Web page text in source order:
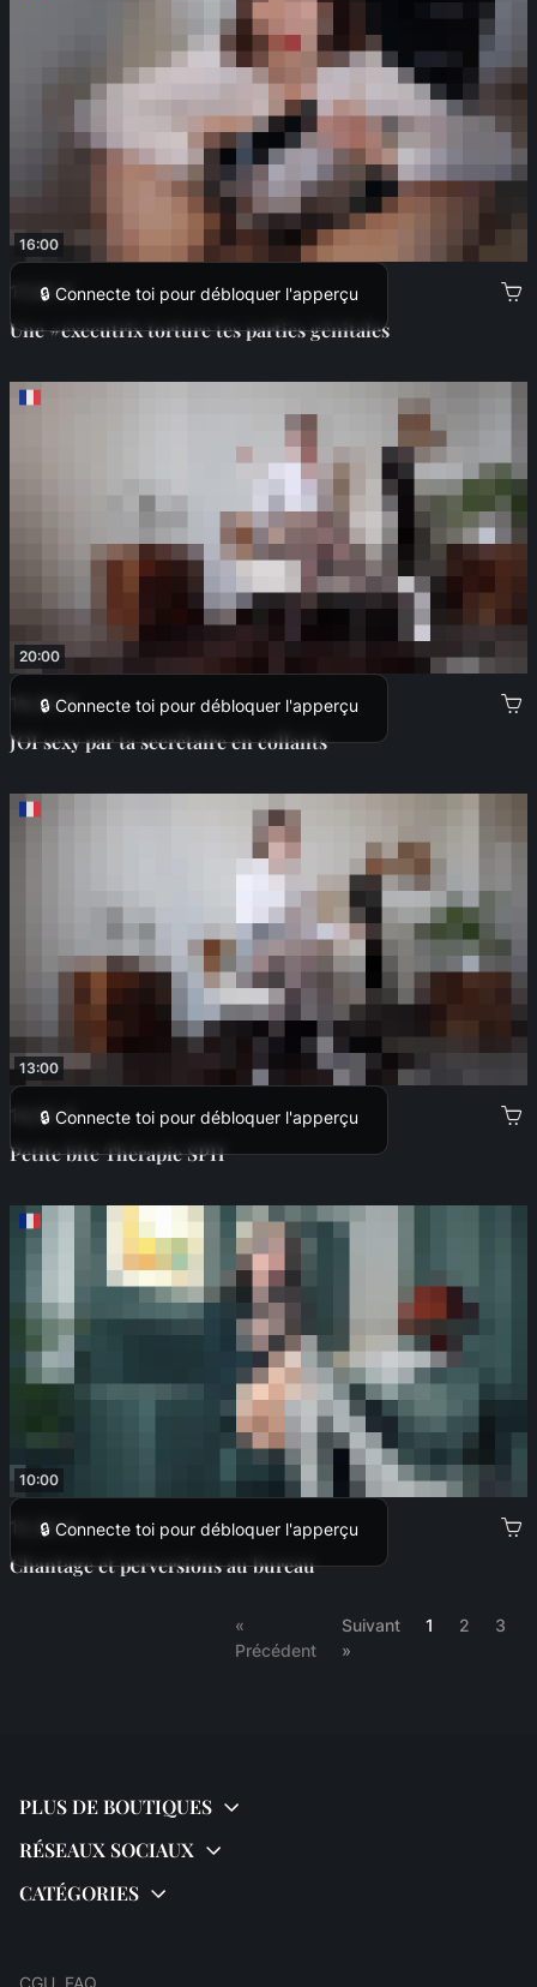
16:00
🔒 Connecte toi pour débloquer l'apperçu
17,00 €
Une #executrix torture tes parties génitales
20:00
🔒 Connecte toi pour débloquer l'apperçu
19,00 €
JOI sexy par ta secrétaire en collants
13:00
🔒 Connecte toi pour débloquer l'apperçu
14,00 €
Petite bite Thérapie SPH
10:00
🔒 Connecte toi pour débloquer l'apperçu
12,00 €
Chantage et perversions au bureau
«
Précédent
Suivant
»
1 (current)
2 3
CGU FAQ